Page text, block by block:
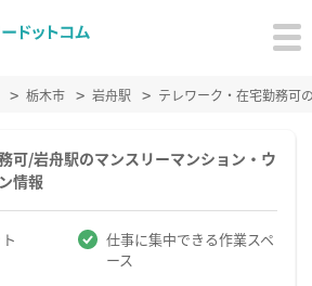
栃木市 岩舟駅 テレワーク・在宅勤務可
可/岩舟駅のマンスリーマンション・ウ
情報
仕事に集中できる作業スペ
ース